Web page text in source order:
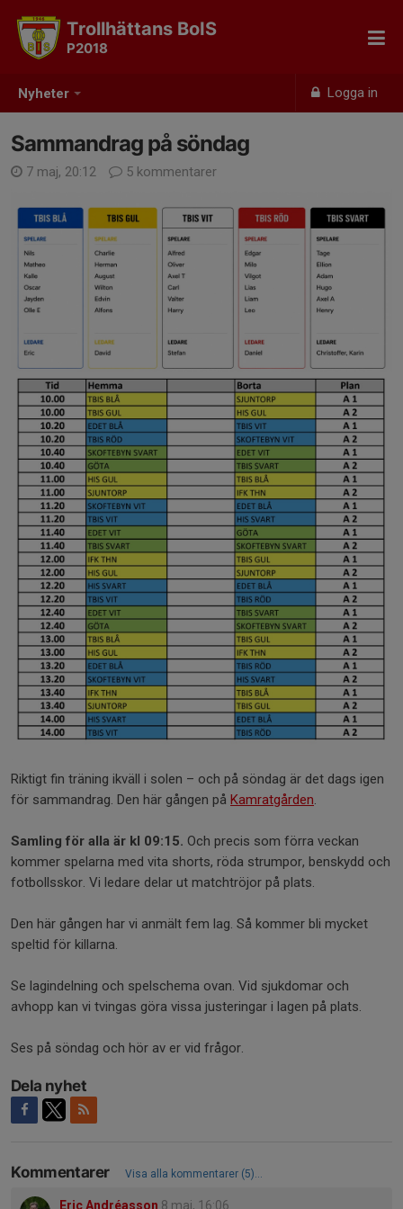
Nyheter Logga in
Trollhättans BoIS
P2018
Sammandrag på söndag
7 maj, 20:12 5 kommentarer
Riktigt fin träning ikväll i solen – och på söndag är det dags igen
för sammandrag. Den här gången på Kamratgården.
Samling för alla är kl 09:15. Och precis som förra veckan
kommer spelarna med vita shorts, röda strumpor, benskydd och
fotbollsskor. Vi ledare delar ut matchtröjor på plats.
Den här gången har vi anmält fem lag. Så kommer bli mycket
speltid för killarna.
Se lagindelning och spelschema ovan. Vid sjukdomar och
avhopp kan vi tvingas göra vissa justeringar i lagen på plats.
Ses på söndag och hör av er vid frågor.
Dela nyhet
Kommentarer Visa alla kommentarer (5)...
Eric Andréasson 8 maj, 16:06